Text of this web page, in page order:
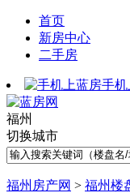
首页
新房中心
二手房
手
福州
切换城市
福州房产网 > 福州楼